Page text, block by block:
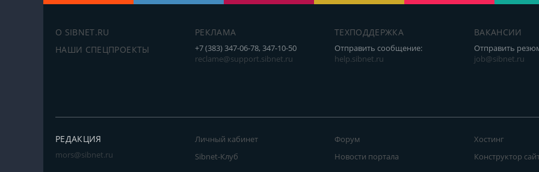
О SIBNET.RU
НАШИ СПЕЦПРОЕКТЫ
РЕКЛАМА
+7 (383) 347-06-78, 347-10-50
reclame@support.sibnet.ru
ТЕХПОДДЕРЖКА
Отправить сообщение:
help.sibnet.ru
ВАКАНСИИ
Отправить
job@sibnet.ru
РЕДАКЦИЯ
mors@sibnet.ru
Личный кабинет
Sibnet-Клуб
Форум
Новости портала
Хостинг
Конструктор